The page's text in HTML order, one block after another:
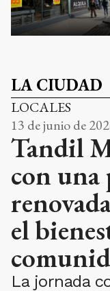
LA CIUDAD
LOCALES
13 de junio de
Tandil
con una
el
La jornada